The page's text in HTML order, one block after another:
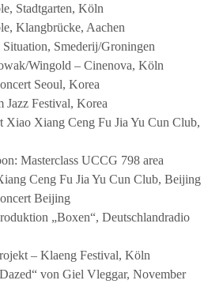
Stadtgarten, Köln
Klangbrücke, Aachen
Smederij/Groningen
Wingold – Cinenova, Köln
Seoul, Korea
Jazz Festival, Korea
Xiao Xiang Ceng Fu Jia Yu Cun Club,
Masterclass UCCG 798 area
Ceng Fu Jia Yu Cun Club, Beijing
Beijing
„Boxen“, Deutschlandradio
– Klaeng Festival, Köln
von Giel Vleggar, November